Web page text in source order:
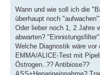
Wann und wie soll ich die
überhaupt noch
Oder lieber noch 1, 2 Jahre
abwarten?
Welche Diagnostik wäre vor
EMMA/ALICE-Test mit
Östrogen..?? Antibiose??